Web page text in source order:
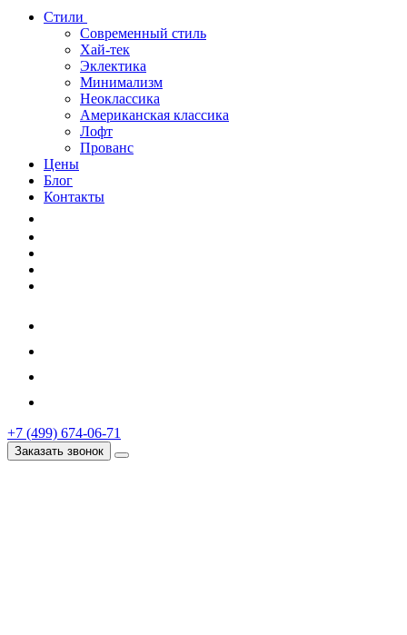
Стили
Современный стиль
Хай-тек
Эклектика
Минимализм
Неоклассика
Американская классика
Лофт
Прованс
Цены
Блог
Контакты
+7 (499) 674-06-71
Заказать звонок